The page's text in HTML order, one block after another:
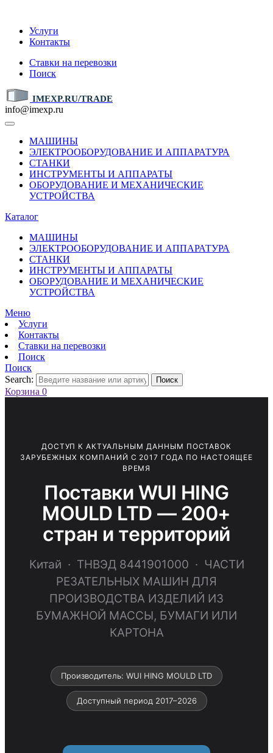
Услуги
Контакты
Ставки на перевозки
Поиск
IMEXP.RU/TRADE
info@imexp.ru
МАШИНЫ
ЭЛЕКТРООБОРУДОВАНИЕ И АППАРАТУРА
СТАНКИ
ИНСТРУМЕНТЫ И АППАРАТЫ
ОБОРУДОВАНИЕ И МЕХАНИЧЕСКИЕ
УСТРОЙСТВА
Каталог
МАШИНЫ
ЭЛЕКТРООБОРУДОВАНИЕ И АППАРАТУРА
СТАНКИ
ИНСТРУМЕНТЫ И АППАРАТЫ
ОБОРУДОВАНИЕ И МЕХАНИЧЕСКИЕ
УСТРОЙСТВА
Меню
Услуги
Контакты
Ставки на перевозки
Поиск
Поиск
Search:
Поиск
Корзина 0
ДОСТУП К АКТУАЛЬНЫМ ДАННЫМ ПОСТАВОК
ЗАРУБЕЖНЫХ КОМПАНИЙ С 2017 ГОДА ПО НАСТОЯЩЕЕ
ВРЕМЯ
Поставки WUI HING
MOULD LTD — 200+
стран и территорий
Китай · ТНВЭД 8441901000 · ЧАСТИ
РЕЗАТЕЛЬНЫХ МАШИН ДЛЯ
ПРОИЗВОДСТВА ИЗДЕЛИЙ ИЗ
БУМАЖНОЙ МАССЫ, БУМАГИ ИЛИ
КАРТОНА
Производитель: WUI HING MOULD LTD
Доступный период 2017–2026